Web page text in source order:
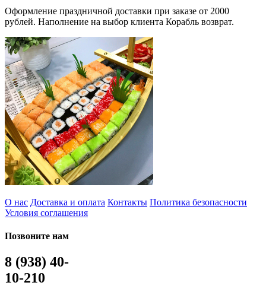
Оформление праздничной доставки при заказе от 2000
рублей. Наполнение на выбор клиента Корабль возврат.
О нас Доставка и оплата Контакты Политика безопасности
Условия соглашения
Позвоните нам
8 (938) 40-
10-210